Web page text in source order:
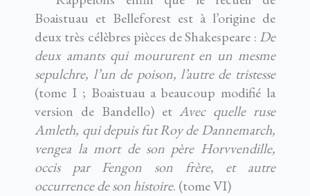
Boaistuau et Belleforest est à l’origine de
deux très célèbres pièces de Shakespeare : De
deux amants qui moururent en un mesme
sepulchre, l’un de poison, l’autre de tristesse
(tome I ; Boaistuau a beaucoup modifié la
version de Bandello) etAvec quelle ruse
Amleth, qui depuis fut Roy de Dannemarch,
vengea la mort de son père Horvvendille,
occis par Fengon son frère, et autre
occurrence de son histoire. (tome VI)